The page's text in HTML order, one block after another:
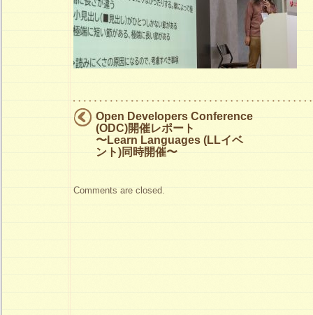
Open Developers Conference
(ODC)開催レポート
〜Learn Languages (LLイベ
ント)同時開催〜
Comments are closed.